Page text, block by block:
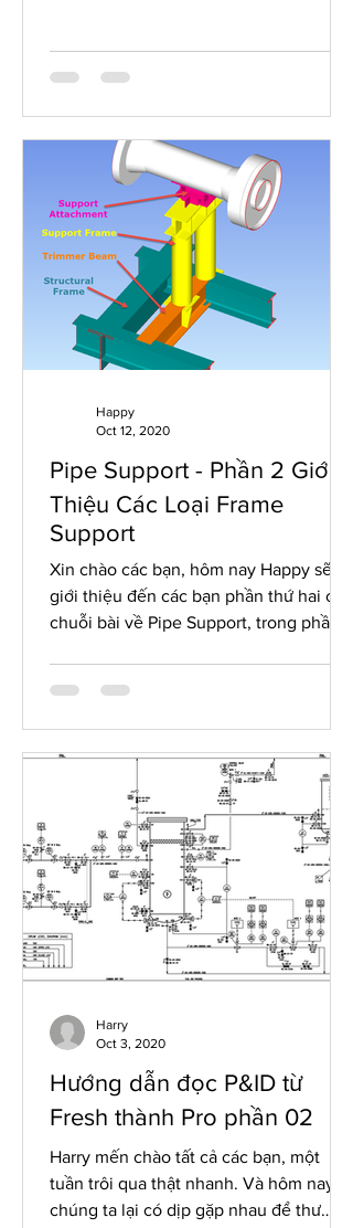
Pipe Support - Phần 2 Giới
Thiệu Các Loại Frame
Support
Xin chào các bạn, hôm nay Happy sẽ
giới thiệu đến các bạn phần thứ hai của
chuỗi bài về Pipe Support, trong phần
Happy
Oct 12, 2020
Hướng dẫn đọc P&ID từ
Fresh thành Pro phần 02
Harry mến chào tất cả các bạn, một
tuần trôi qua thật nhanh. Và hôm nay
chúng ta lại có dịp gặp nhau để thư
Harry
Oct 3, 2020